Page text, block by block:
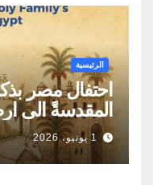
الرئيسية
احتفال مصر
المقدسةً الى
1 يونيو، 2026